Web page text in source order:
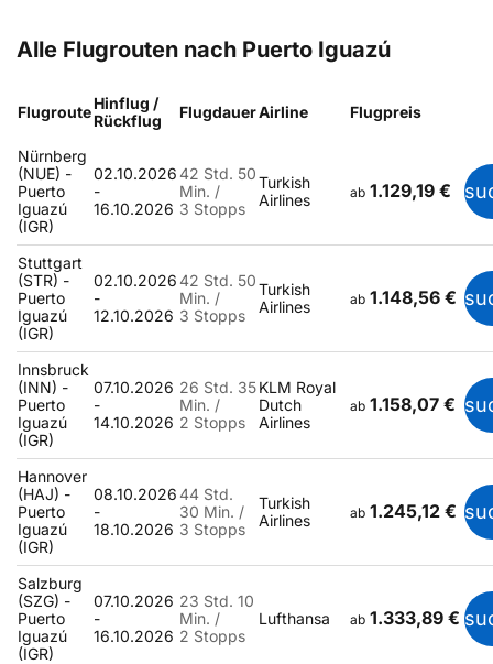
Alle Flugrouten nach Puerto Iguazú
FlugrouteHinflug /
Rückflug
FlugdauerAirline Flugpreis
Nürnberg
(NUE) -
Puerto
Iguazú
(IGR)
02.10.2026
-
16.10.2026
42 Std. 50
Min. /
3 Stopps
Turkish
Airlines
ab 1.129,19 €
Stuttgart
(STR) -
Puerto
Iguazú
(IGR)
02.10.2026
-
12.10.2026
42 Std. 50
Min. /
3 Stopps
Turkish
Airlines
ab 1.148,56 €
Innsbruck
(INN) -
Puerto
Iguazú
(IGR)
07.10.2026
-
14.10.2026
26 Std. 35
Min. /
2 Stopps
KLM Royal
Dutch
Airlines
ab 1.158,07 €
Hannover
(HAJ) -
Puerto
Iguazú
(IGR)
08.10.2026
-
18.10.2026
44 Std.
30 Min. /
3 Stopps
Turkish
Airlines
ab 1.245,12 €
Salzburg
(SZG) -
Puerto
Iguazú
(IGR)
07.10.2026
-
16.10.2026
23 Std. 10
Min. /
2 Stopps
Lufthansa ab 1.333,89 €